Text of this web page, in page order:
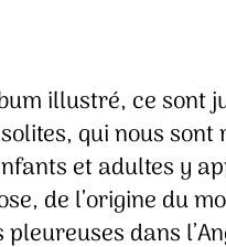
illustré, ce sont
qui nous sont
et adultes y
de l’origine du
dans